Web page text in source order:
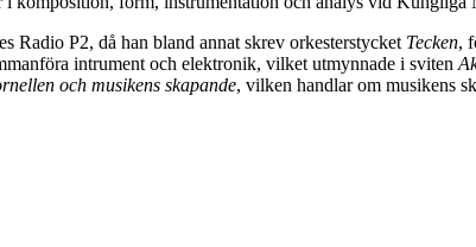
Radio P2, då han bland annat skrev orkesterstycket Tecken,
intrument och elektronik, vilket utmynnade i sviten
och musikens skapande, vilken handlar om musikens